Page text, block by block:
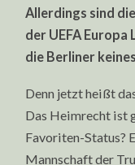
Allerdings sind
der UEFA Europa
die Berliner
Denn jetzt heißt
Das Heimrecht ist
Favoriten-Status?
Mannschaft der